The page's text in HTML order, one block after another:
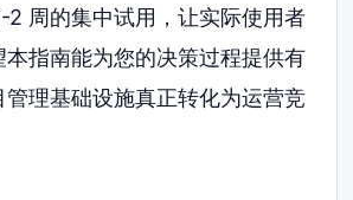
2 周的集中试用，让实际使用者
指南能为您的决策过程提供有
理基础设施真正转化为运营竞